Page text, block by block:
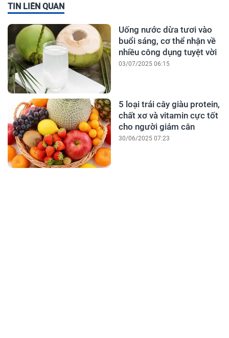
TIN LIÊN QUAN
Uống nước dừa tươi vào
buổi sáng, cơ thể nhận về
nhiều công dụng tuyệt vời
03/07/2025 06:15
5 loại trái cây giàu protein,
chất xơ và vitamin cực tốt
cho người giảm cân
30/06/2025 07:23